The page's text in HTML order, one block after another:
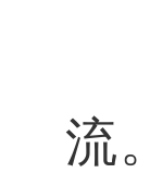
流。